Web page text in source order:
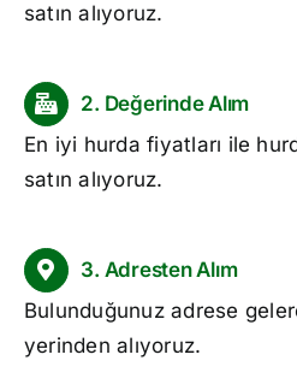
satın alıyoruz.
2. Değerinde Alım
En iyi hurda fiyatları ile
satın alıyoruz.
3. Adresten Alım
Bulunduğunuz adrese
yerinden alıyoruz.